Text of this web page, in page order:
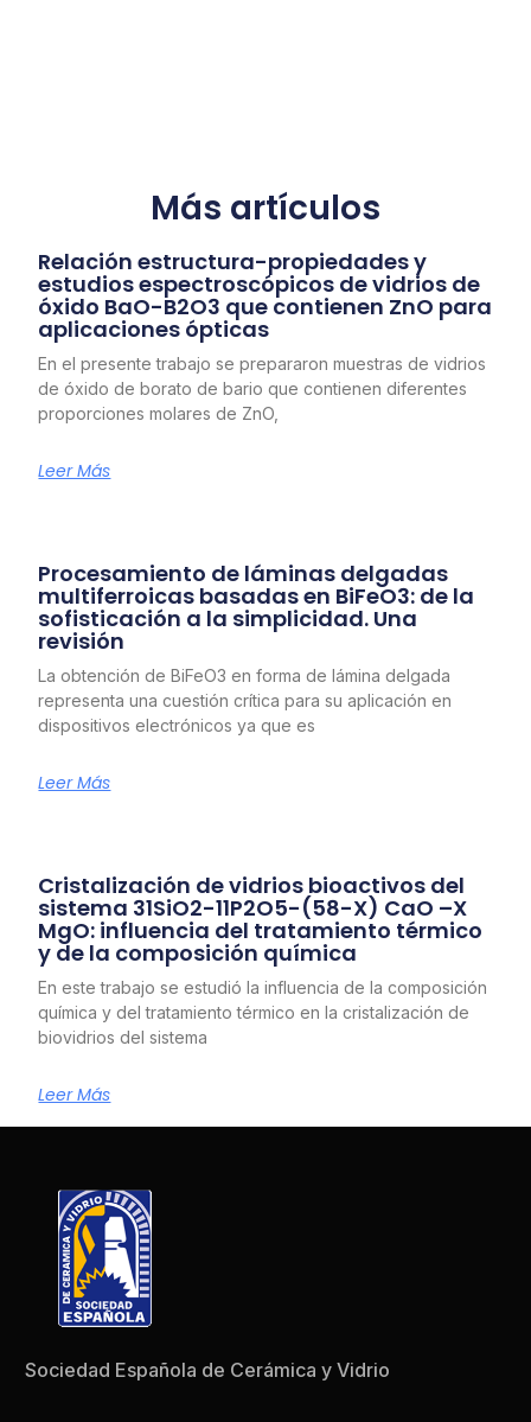
Más artículos
Relación estructura-propiedades y
estudios espectroscópicos de vidrios de
óxido BaO-B2O3 que contienen ZnO para
aplicaciones ópticas
En el presente trabajo se prepararon muestras de vidrios
de óxido de borato de bario que contienen diferentes
proporciones molares de ZnO,
Leer Más
Procesamiento de láminas delgadas
multiferroicas basadas en BiFeO3: de la
sofisticación a la simplicidad. Una
revisión
La obtención de BiFeO3 en forma de lámina delgada
representa una cuestión crítica para su aplicación en
dispositivos electrónicos ya que es
Leer Más
Cristalización de vidrios bioactivos del
sistema 31SiO2-11P2O5-(58-X) CaO –X
MgO: influencia del tratamiento térmico
y de la composición química
En este trabajo se estudió la influencia de la composición
química y del tratamiento térmico en la cristalización de
biovidrios del sistema
Leer Más
Sociedad Española de Cerámica y Vidrio